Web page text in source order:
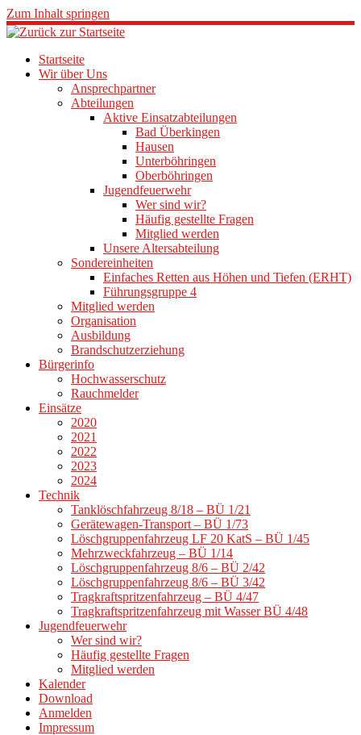
Zum Inhalt springen
Startseite
Wir über Uns
Ansprechpartner
Abteilungen
Aktive Einsatzabteilungen
Bad Überkingen
Hausen
Unterböhringen
Oberböhringen
Jugendfeuerwehr
Wer sind wir?
Häufig gestellte Fragen
Mitglied werden
Unsere Altersabteilung
Sondereinheiten
Einfaches Retten aus Höhen und Tiefen (ERHT)
Führungsgruppe 4
Mitglied werden
Organisation
Ausbildung
Brandschutzerziehung
Bürgerinfo
Hochwasserschutz
Rauchmelder
Einsätze
2020
2021
2022
2023
2024
Technik
Tanklöschfahrzeug 8/18 – BÜ 1/21
Gerätewagen-Transport – BÜ 1/73
Löschgruppenfahrzeug LF 20 KatS – BÜ 1/45
Mehrzweckfahrzeug – BÜ 1/14
Löschgruppenfahrzeug 8/6 – BÜ 2/42
Löschgruppenfahrzeug 8/6 – BÜ 3/42
Tragkraftspritzenfahrzeug – BÜ 4/47
Tragkraftspritzenfahrzeug mit Wasser BÜ 4/48
Jugendfeuerwehr
Wer sind wir?
Häufig gestellte Fragen
Mitglied werden
Kalender
Download
Anmelden
Impressum